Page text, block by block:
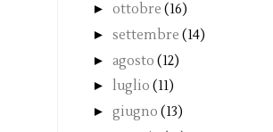
► ottobre (16)
► settembre (14)
► agosto (12)
► luglio (11)
► giugno (13)